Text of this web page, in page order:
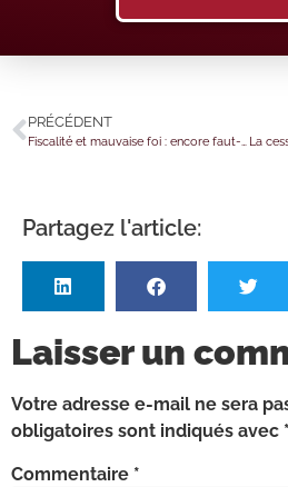
PRÉCÉDENT
Fiscalité et mauvaise foi : encore faut-il la prouver ?
Partagez l'article:
Laisser un
Votre adresse e-mail ne sera
obligatoires sont indiqués avec *
Commentaire *